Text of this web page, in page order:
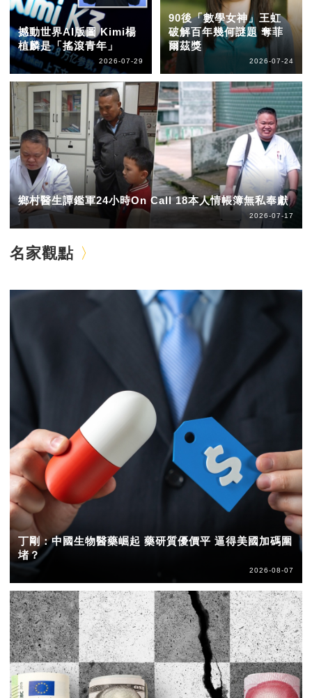
撼動世界AI版圖 Kimi楊
植麟是「搖滾青年」
2026-07-29
90後「數學女神」王虹
破解百年幾何謎題 奪菲
爾茲獎
2026-07-24
鄉村醫生譚鑑軍24小時On Call 18本人情帳簿無私奉獻
2026-07-17
名家觀點
丁剛：中國生物醫藥崛起 藥研質優價平 逼得美國加碼圍
堵？
2026-08-07